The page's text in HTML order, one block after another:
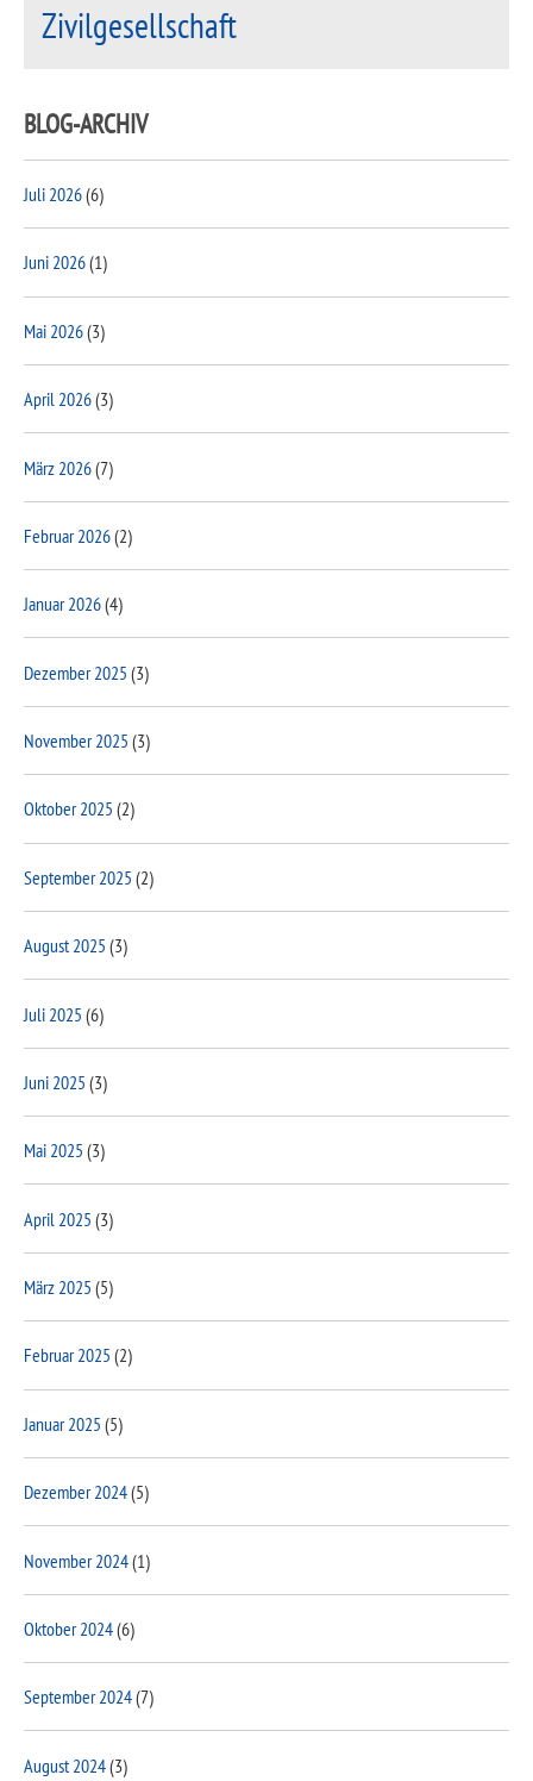
Zivilgesellschaft
BLOG-ARCHIV
Juli 2026(6)
Juni 2026(1)
Mai 2026(3)
April 2026(3)
März 2026(7)
Februar 2026(2)
Januar 2026(4)
Dezember 2025 (3)
November 2025 (3)
Oktober 2025 (2)
September 2025 (2)
August 2025 (3)
Juli 2025 (6)
Juni 2025 (3)
Mai 2025 (3)
April 2025 (3)
März 2025 (5)
Februar 2025 (2)
Januar 2025 (5)
Dezember 2024(5)
November 2024(1)
Oktober 2024(6)
September 2024(7)
August 2024(3)